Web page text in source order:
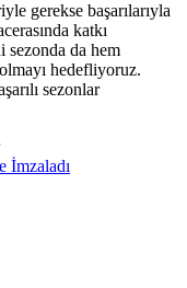
gerekse başarılarıyla
katkı
sezonda da hem
hedefliyoruz.
sezonlar
İmzaladı